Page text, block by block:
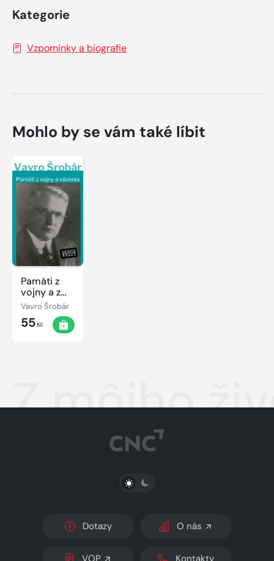
Kategorie
Vzpomínky a biografie
Mohlo by se vám také líbit
Pamäti z
vojny a z
väzenia
Vavro Šrobár
55Kč
Z môjho
PŘEPNOUT SVĚTLÝ/TMAVÝ REŽIM
Dotazy O nás